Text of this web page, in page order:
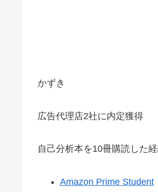
かずき
広告代理店2社に内定獲得
自己分析本を10冊購読した
Amazon Prime Student